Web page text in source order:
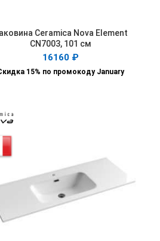
В КОРЗИНУ
Ceramica Nova Element
CN7003, 101 см
16160 ₽
15% по промокоду January